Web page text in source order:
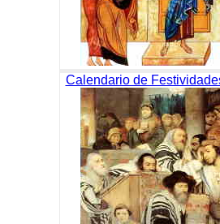
Calendario de